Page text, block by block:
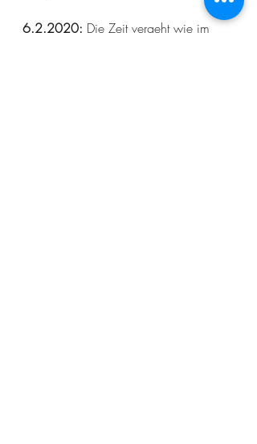
6.2.2020: Die Zeit vergeht wie im